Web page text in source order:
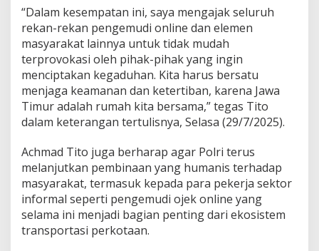
k
a
t
Y
a
n
H
a
r
o
n
i
s
“Dalam kesempatan ini, saya mengajak seluruh
rekan-rekan pengemudi online dan elemen
masyarakat lainnya untuk tidak mudah
terprovokasi oleh pihak-pihak yang ingin
menciptakan kegaduhan. Kita harus bersatu
menjaga keamanan dan ketertiban, karena Jawa
Timur adalah rumah kita bersama,” tegas Tito
dalam keterangan tertulisnya, Selasa (29/7/2025).
Achmad Tito juga berharap agar Polri terus
melanjutkan pembinaan yang humanis terhadap
masyarakat, termasuk kepada para pekerja sektor
informal seperti pengemudi ojek online yang
selama ini menjadi bagian penting dari ekosistem
transportasi perkotaan.